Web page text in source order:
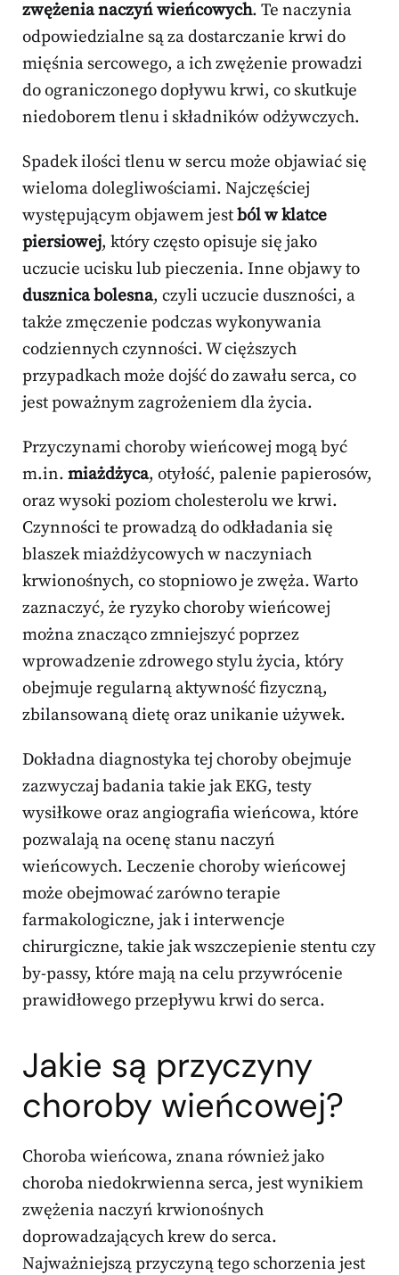
zwężenia naczyń wieńcowych. Te naczynia
odpowiedzialne są za dostarczanie krwi do
mięśnia sercowego, a ich zwężenie prowadzi
do ograniczonego dopływu krwi, co skutkuje
niedoborem tlenu i składników odżywczych.
Spadek ilości tlenu w sercu może objawiać się
wieloma dolegliwościami. Najczęściej
występującym objawem jestból w klatce
piersiowej, który często opisuje się jako
uczucie ucisku lub pieczenia. Inne objawy to
dusznica bolesna, czyli uczucie duszności, a
także zmęczenie podczas wykonywania
codziennych czynności. W cięższych
przypadkach może dojść do zawału serca, co
jest poważnym zagrożeniem dla życia.
Przyczynami choroby wieńcowej mogą być
m.in. miażdżyca, otyłość, palenie papierosów,
oraz wysoki poziom cholesterolu we krwi.
Czynności te prowadzą do odkładania się
blaszek miażdżycowych w naczyniach
krwionośnych, co stopniowo je zwęża. Warto
zaznaczyć, że ryzyko choroby wieńcowej
można znacząco zmniejszyć poprzez
wprowadzenie zdrowego stylu życia, który
obejmuje regularną aktywność fizyczną,
zbilansowaną dietę oraz unikanie używek.
Dokładna diagnostyka tej choroby obejmuje
zazwyczaj badania takie jak EKG, testy
wysiłkowe oraz angiografia wieńcowa, które
pozwalają na ocenę stanu naczyń
wieńcowych. Leczenie choroby wieńcowej
może obejmować zarówno terapie
farmakologiczne, jak i interwencje
chirurgiczne, takie jak wszczepienie stentu czy
by-passy, które mają na celu przywrócenie
prawidłowego przepływu krwi do serca.
Jakie są przyczyny
choroby wieńcowej?
Choroba wieńcowa, znana również jako
choroba niedokrwienna serca, jest wynikiem
zwężenia naczyń krwionośnych
doprowadzających krew do serca.
Najważniejszą przyczyną tego schorzenia jest